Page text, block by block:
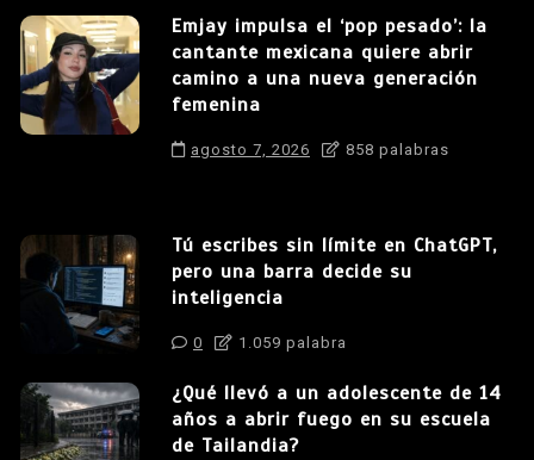
Emjay impulsa el ‘pop pesado’: la
cantante mexicana quiere abrir
camino a una nueva generación
femenina
agosto 7, 2026 858 palabras
Tú escribes sin límite en ChatGPT,
pero una barra decide su
inteligencia
0 1.059 palabra
¿Qué llevó a un adolescente de 14
años a abrir fuego en su escuela
de Tailandia?